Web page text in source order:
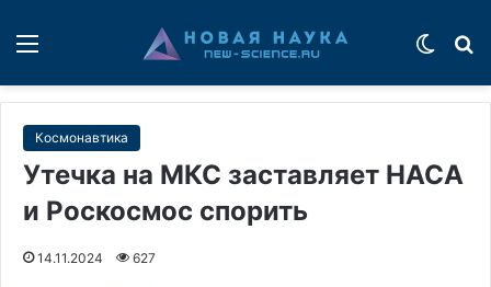
Космонавтика
Утечка на МКС заставляет НАСА
и Роскосмос спорить
14.11.2024 627